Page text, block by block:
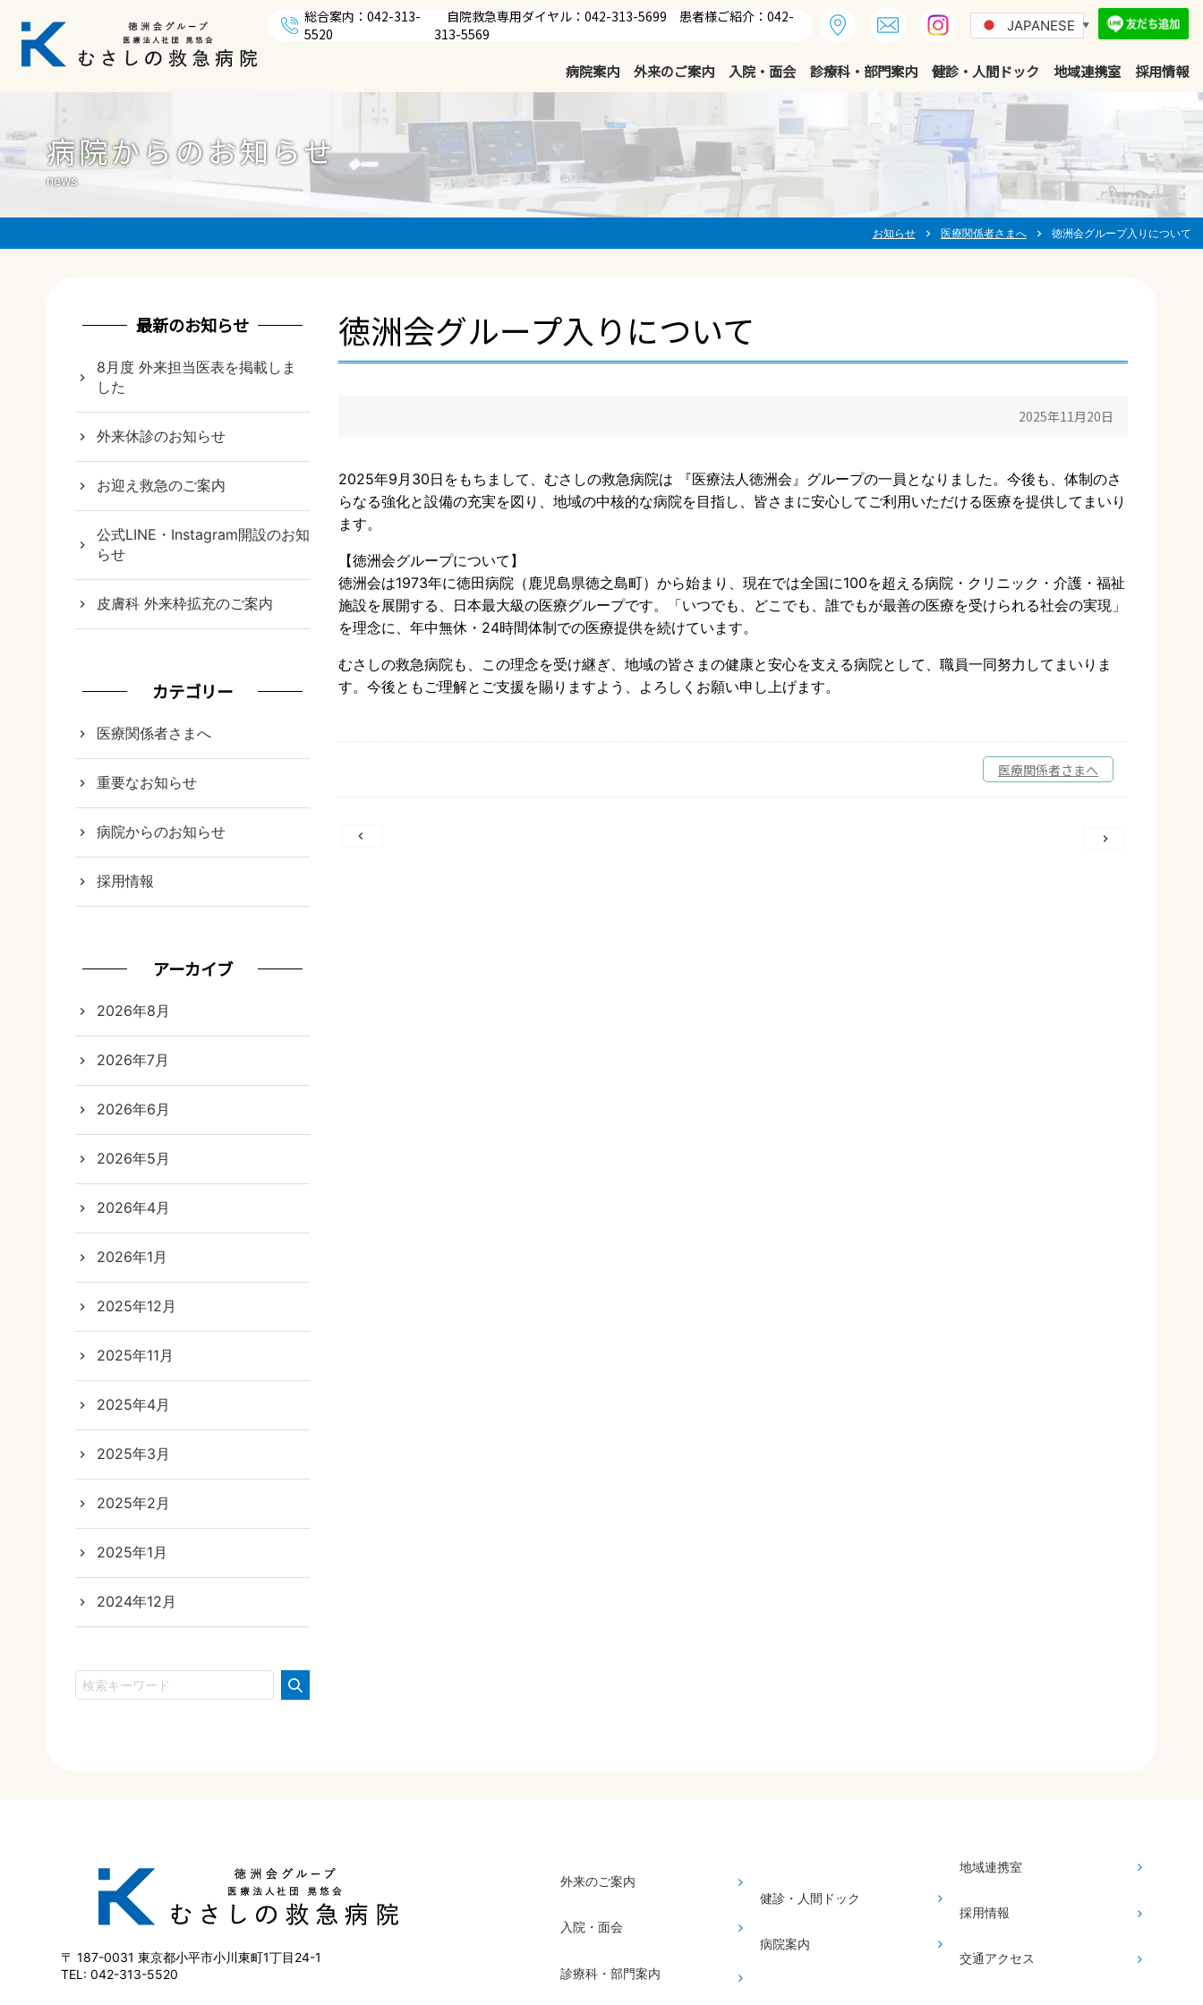
総合案内：042-313-
5520
自院救急専用ダイヤル：042-313-5699 患者様ご紹介：042-
313-5569
JAPANESE ▼
病院案内 外来のご案内 入院・面会 診療科・部門案内 健診・人間ドック 地域連携室 採用情報
病院からのお知らせ
news
お知らせ chevron_right 医療関係者さまへ chevron_right 徳洲会グループ入りについて
徳洲会グループ入りについて
2025年11月20日
2025年9月30日をもちまして、むさしの救急病院は 『医療法人徳洲会』グループの一員となりました。今後も、体制のさ
らなる強化と設備の充実を図り、地域の中核的な病院を目指し、皆さまに安心してご利用いただける医療を提供してまいり
ます。
【徳洲会グループについて】
徳洲会は1973年に徳田病院（鹿児島県徳之島町）から始まり、現在では全国に100を超える病院・クリニック・介護・福祉
施設を展開する、日本最大級の医療グループです。「いつでも、どこでも、誰でもが最善の医療を受けられる社会の実現」
を理念に、年中無休・24時間体制での医療提供を続けています。
むさしの救急病院も、この理念を受け継ぎ、地域の皆さまの健康と安心を支える病院として、職員一同努力してまいりま
す。今後ともご理解とご支援を賜りますよう、よろしくお願い申し上げます。
医療関係者さまへ
投
最新のお知らせ
8月度 外来担当医表を掲載しま
した
外来休診のお知らせ
お迎え救急のご案内
公式LINE・Instagram開設のお知
らせ
皮膚科 外来枠拡充のご案内
カテゴリー
医療関係者さまへ
重要なお知らせ
病院からのお知らせ
採用情報
アーカイブ
2026年8月
2026年7月
2026年6月
2026年5月
2026年4月
2026年1月
2025年12月
2025年11月
2025年4月
2025年3月
2025年2月
2025年1月
2024年12月
187-0031 東京都小平市小川東町1丁目24-1
042-313-5520
外来のご案内
入院・面会
診療科・部門案内
健診・人間ドック
病院案内
地域連携室
採用情報
交通アクセス